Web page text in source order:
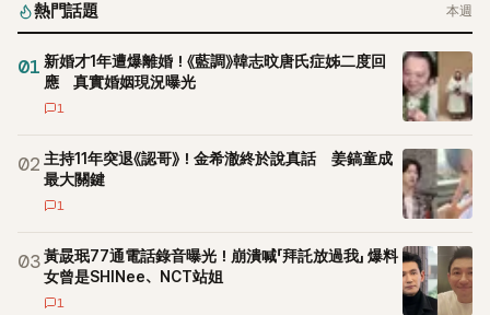
熱門話題 本週
01 新婚才1年遭爆離婚！《藍調》韓志旼唐氏症姊二度回
應 真實婚姻現況曝光
1
02 主持11年突退《認哥》！金希澈終於說真話 姜鎬童成
最大關鍵
1
03黃晸珉77通電話錄音曝光！崩潰喊「拜託放過我」 爆料
女曾是SHINee、NCT站姐
1